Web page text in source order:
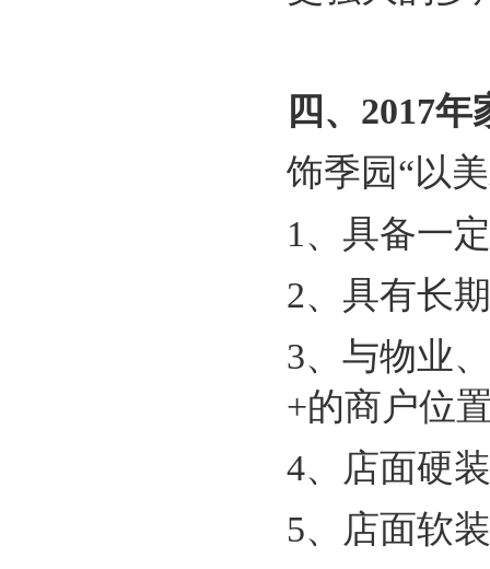
四、 2017年
饰季园“以
1、具备一
2、具有长
3、与物业
+的商户位
4、店面硬
5、店面软